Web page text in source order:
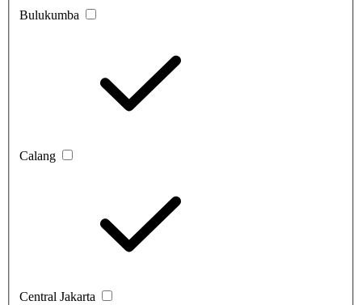
Bulukumba
Calang
Central Jakarta